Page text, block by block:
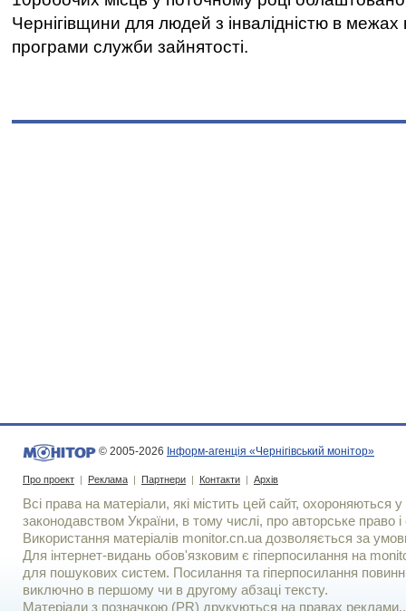
Чернігівщини для людей з інвалідністю в межах
програми служби зайнятості.
© 2005-2026 Інформ-агенція «Чернігівський монітор»
Про проект | Реклама | Партнери | Контакти | Архів
Всі права на матеріали, які містить цей сайт, охороняються у
законодавством України, в тому числі, про авторське право і
Використання матерiалiв monitor.cn.ua дозволяється за
Для iнтернет-видань обов'язковим є гiперпосилання на
для пошукових систем. Посилання та гіперпосилання
виключно в першому чи в другому абзаці тексту.
Матеріали з позначкою (PR) друкуються на правах реклами..